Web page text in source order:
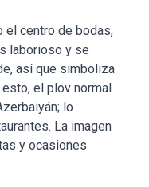
el centro de bodas,
laborioso y se
así que simboliza
el plov normal
lo
La imagen
y ocasiones